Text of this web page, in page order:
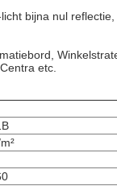
bijna nul
etc.